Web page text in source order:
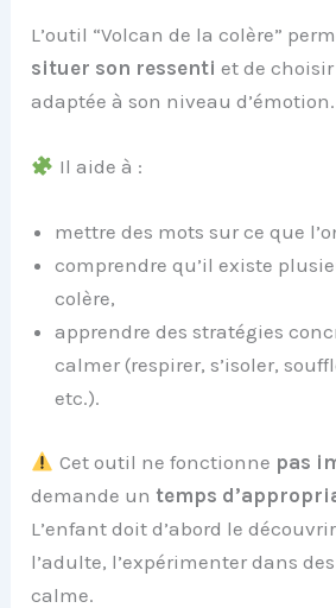
L’outil “Volcan de la colère”
situer son ressenti et de
adaptée à son niveau d’émotion.
Il aide à :
mettre des mots sur ce que
comprendre qu’il existe
colère,
apprendre des stratégies
calmer (respirer, s’isoler,
etc.).
Cet outil ne fonctionne pas
demande un temps
L’enfant doit d’abord le
l’adulte, l’expérimenter dans
calme.